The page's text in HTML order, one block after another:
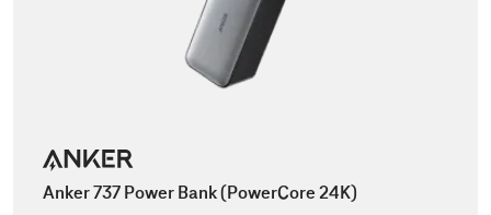
Anker 737 Power Bank (PowerCore 24K)